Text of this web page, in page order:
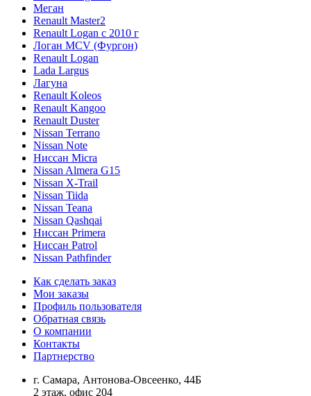
Меган
Renault Master2
Renault Logan c 2010 г
Логан МСV (Фургон)
Renault Logan
Lada Largus
Лагуна
Renault Koleos
Renault Kangoo
Renault Duster
Nissan Terrano
Nissan Note
Ниссан Micra
Nissan Almera G15
Nissan X-Trail
Nissan Tiida
Nissan Teana
Nissan Qashqai
Ниссан Primera
Ниссан Patrol
Nissan Pathfinder
Как сделать заказ
Мои заказы
Профиль пользователя
Обратная связь
О компании
Контакты
Партнерство
г. Самара, Антонова-Овсеенко, 44Б
2 этаж, офис 204